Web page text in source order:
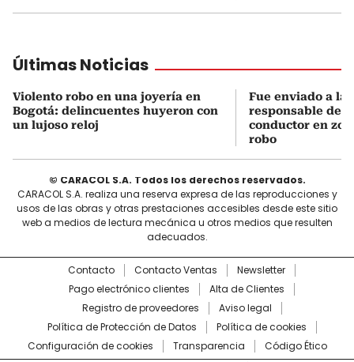
Últimas Noticias
Violento robo en una joyería en
Bogotá: delincuentes huyeron con
un lujoso reloj
Fue enviado a la
responsable de
conductor en
robo
© CARACOL S.A. Todos los derechos reservados.
CARACOL S.A. realiza una reserva expresa de las reproducciones y
usos de las obras y otras prestaciones accesibles desde este sitio
web a medios de lectura mecánica u otros medios que resulten
adecuados.
Contacto Contacto Ventas
Newsletter
Pago electrónico clientes
Alta de Clientes
Registro de proveedores
Aviso legal
Política de Protección de Datos
Política de cookies
Configuración de cookies
Transparencia Código Ético